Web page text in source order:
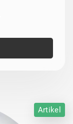
Artikel